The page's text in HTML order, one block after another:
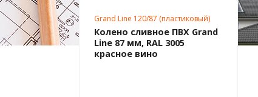
Grand Line 120/87 (пластиковый)
Колено сливное ПВХ Grand
Line 87 мм, RAL 3005
красное вино